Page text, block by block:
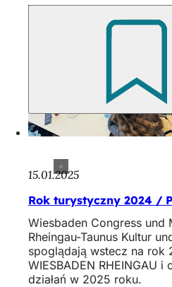
15.01.2025
Rok turystyczny 2024 /
Wiesbaden Congress und
Rheingau-Taunus Kultur
spoglądają wstecz na
WIESBADEN RHEINGAU
działań w 2025 roku.